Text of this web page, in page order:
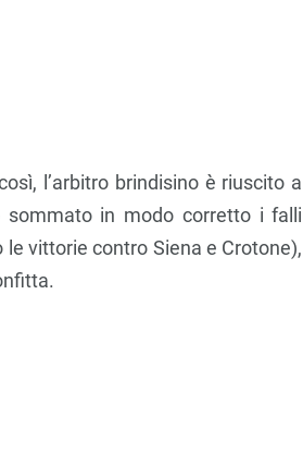
l’arbitro brindisino è riuscito a
in modo corretto i falli
vittorie contro Siena e Crotone),